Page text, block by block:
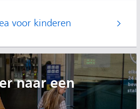
voor kinderen
naar een